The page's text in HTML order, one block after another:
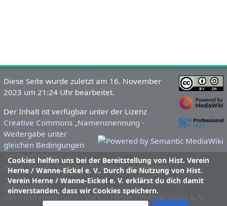
Cookies helfen uns bei der Bereitstellung von Hist. Verein
Herne / Wanne-Eickel e. V.. Durch die Nutzung von Hist.
Verein Herne / Wanne-Eickel e. V. erklärst du dich damit
einverstanden, dass wir Cookies speichern.
Diese Seite wurde zuletzt am 16. November
2023 um 21:24 Uhr bearbeitet.
Der Inhalt ist verfügbar unter der Lizenz
Creative Commons „Namensnennung -
Weitergabe unter
gleichen Bedingungen
3.0 Deutschland“ (CC
BY-SA 3.0 DE), sofern nicht anders angegeben.
Datenschutz
Über den Historischen Verein Herne / Wanne-Eickel e. V.